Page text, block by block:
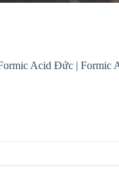
Acid Đức | Formic